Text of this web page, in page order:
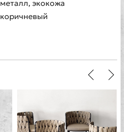
металл, экокожа
коричневый